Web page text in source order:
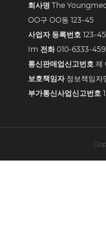
회사명 The
OO구 OO동 123-45
사업자 등록번호 123-
Im 전화010-6333-
통신판매업신고번호 제
보호책임자정보책임자
부가통신사업신고번호